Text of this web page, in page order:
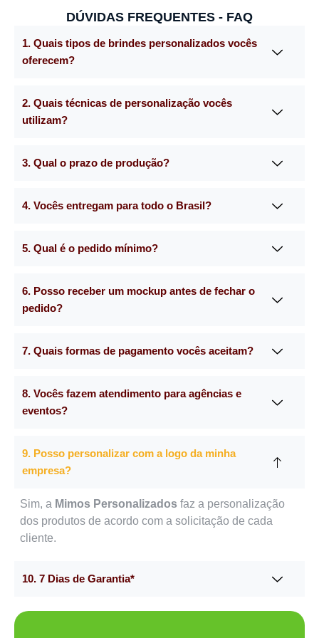
DÚVIDAS FREQUENTES - FAQ
1. Quais tipos de brindes personalizados vocês
oferecem?
2. Quais técnicas de personalização vocês
utilizam?
3. Qual o prazo de produção?
4. Vocês entregam para todo o Brasil?
5. Qual é o pedido mínimo?
6. Posso receber um mockup antes de fechar o
pedido?
7. Quais formas de pagamento vocês aceitam?
8. Vocês fazem atendimento para agências e
eventos?
9. Posso personalizar com a logo da minha
empresa?
Sim, a Mimos Personalizados faz a personalização
dos produtos de acordo com a solicitação de cada
cliente.
10. 7 Dias de Garantia*